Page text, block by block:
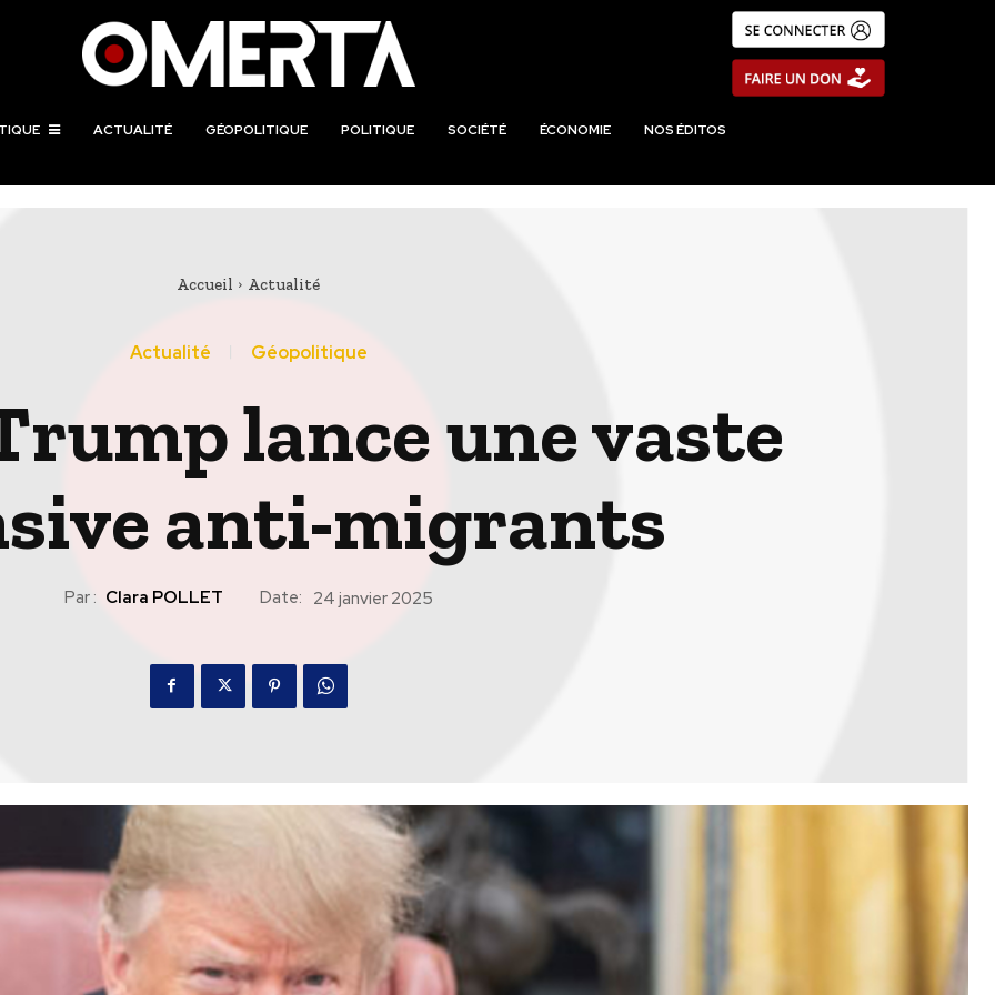
ACTUALITÉ GÉOPOLITIQUE POLITIQUE SOCIÉTÉ ÉCONOMIE NOS ÉDITOS
Accueil Actualité
Actualité Géopolitique
lance une vaste
anti-migrants
Par : Clara POLLET Date: 24 janvier 2025